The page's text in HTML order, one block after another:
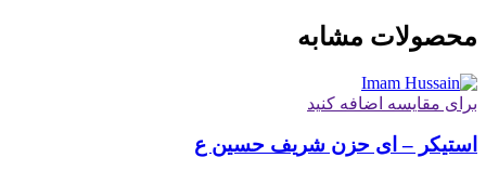
محصولات مشابه
برای مقایسه اضافه کنید
استیکر – ای حزن شریف حسین ع